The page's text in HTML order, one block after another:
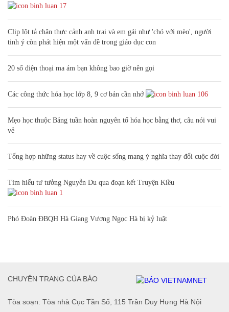
17
Clip lột tả chân thực cảnh anh trai và em gái như 'chó với mèo', người
tinh ý còn phát hiện một vấn đề trong giáo dục con
20 số điện thoại ma ám bạn không bao giờ nên gọi
Các công thức hóa học lớp 8, 9 cơ bản cần nhớ 106
Mẹo học thuộc Bảng tuần hoàn nguyên tố hóa học bằng thơ, câu nói vui
vẻ
Tổng hợp những status hay về cuộc sống mang ý nghĩa thay đổi cuộc đời
Tìm hiểu tư tưởng Nguyễn Du qua đoạn kết Truyện Kiều
1
Phó Đoàn ĐBQH Hà Giang Vương Ngọc Hà bị kỷ luật
Tòa soạn: Tòa nhà Cục Tần Số, 115 Trần Duy Hưng Hà Nội
CHUYÊN TRANG CỦA BÁO